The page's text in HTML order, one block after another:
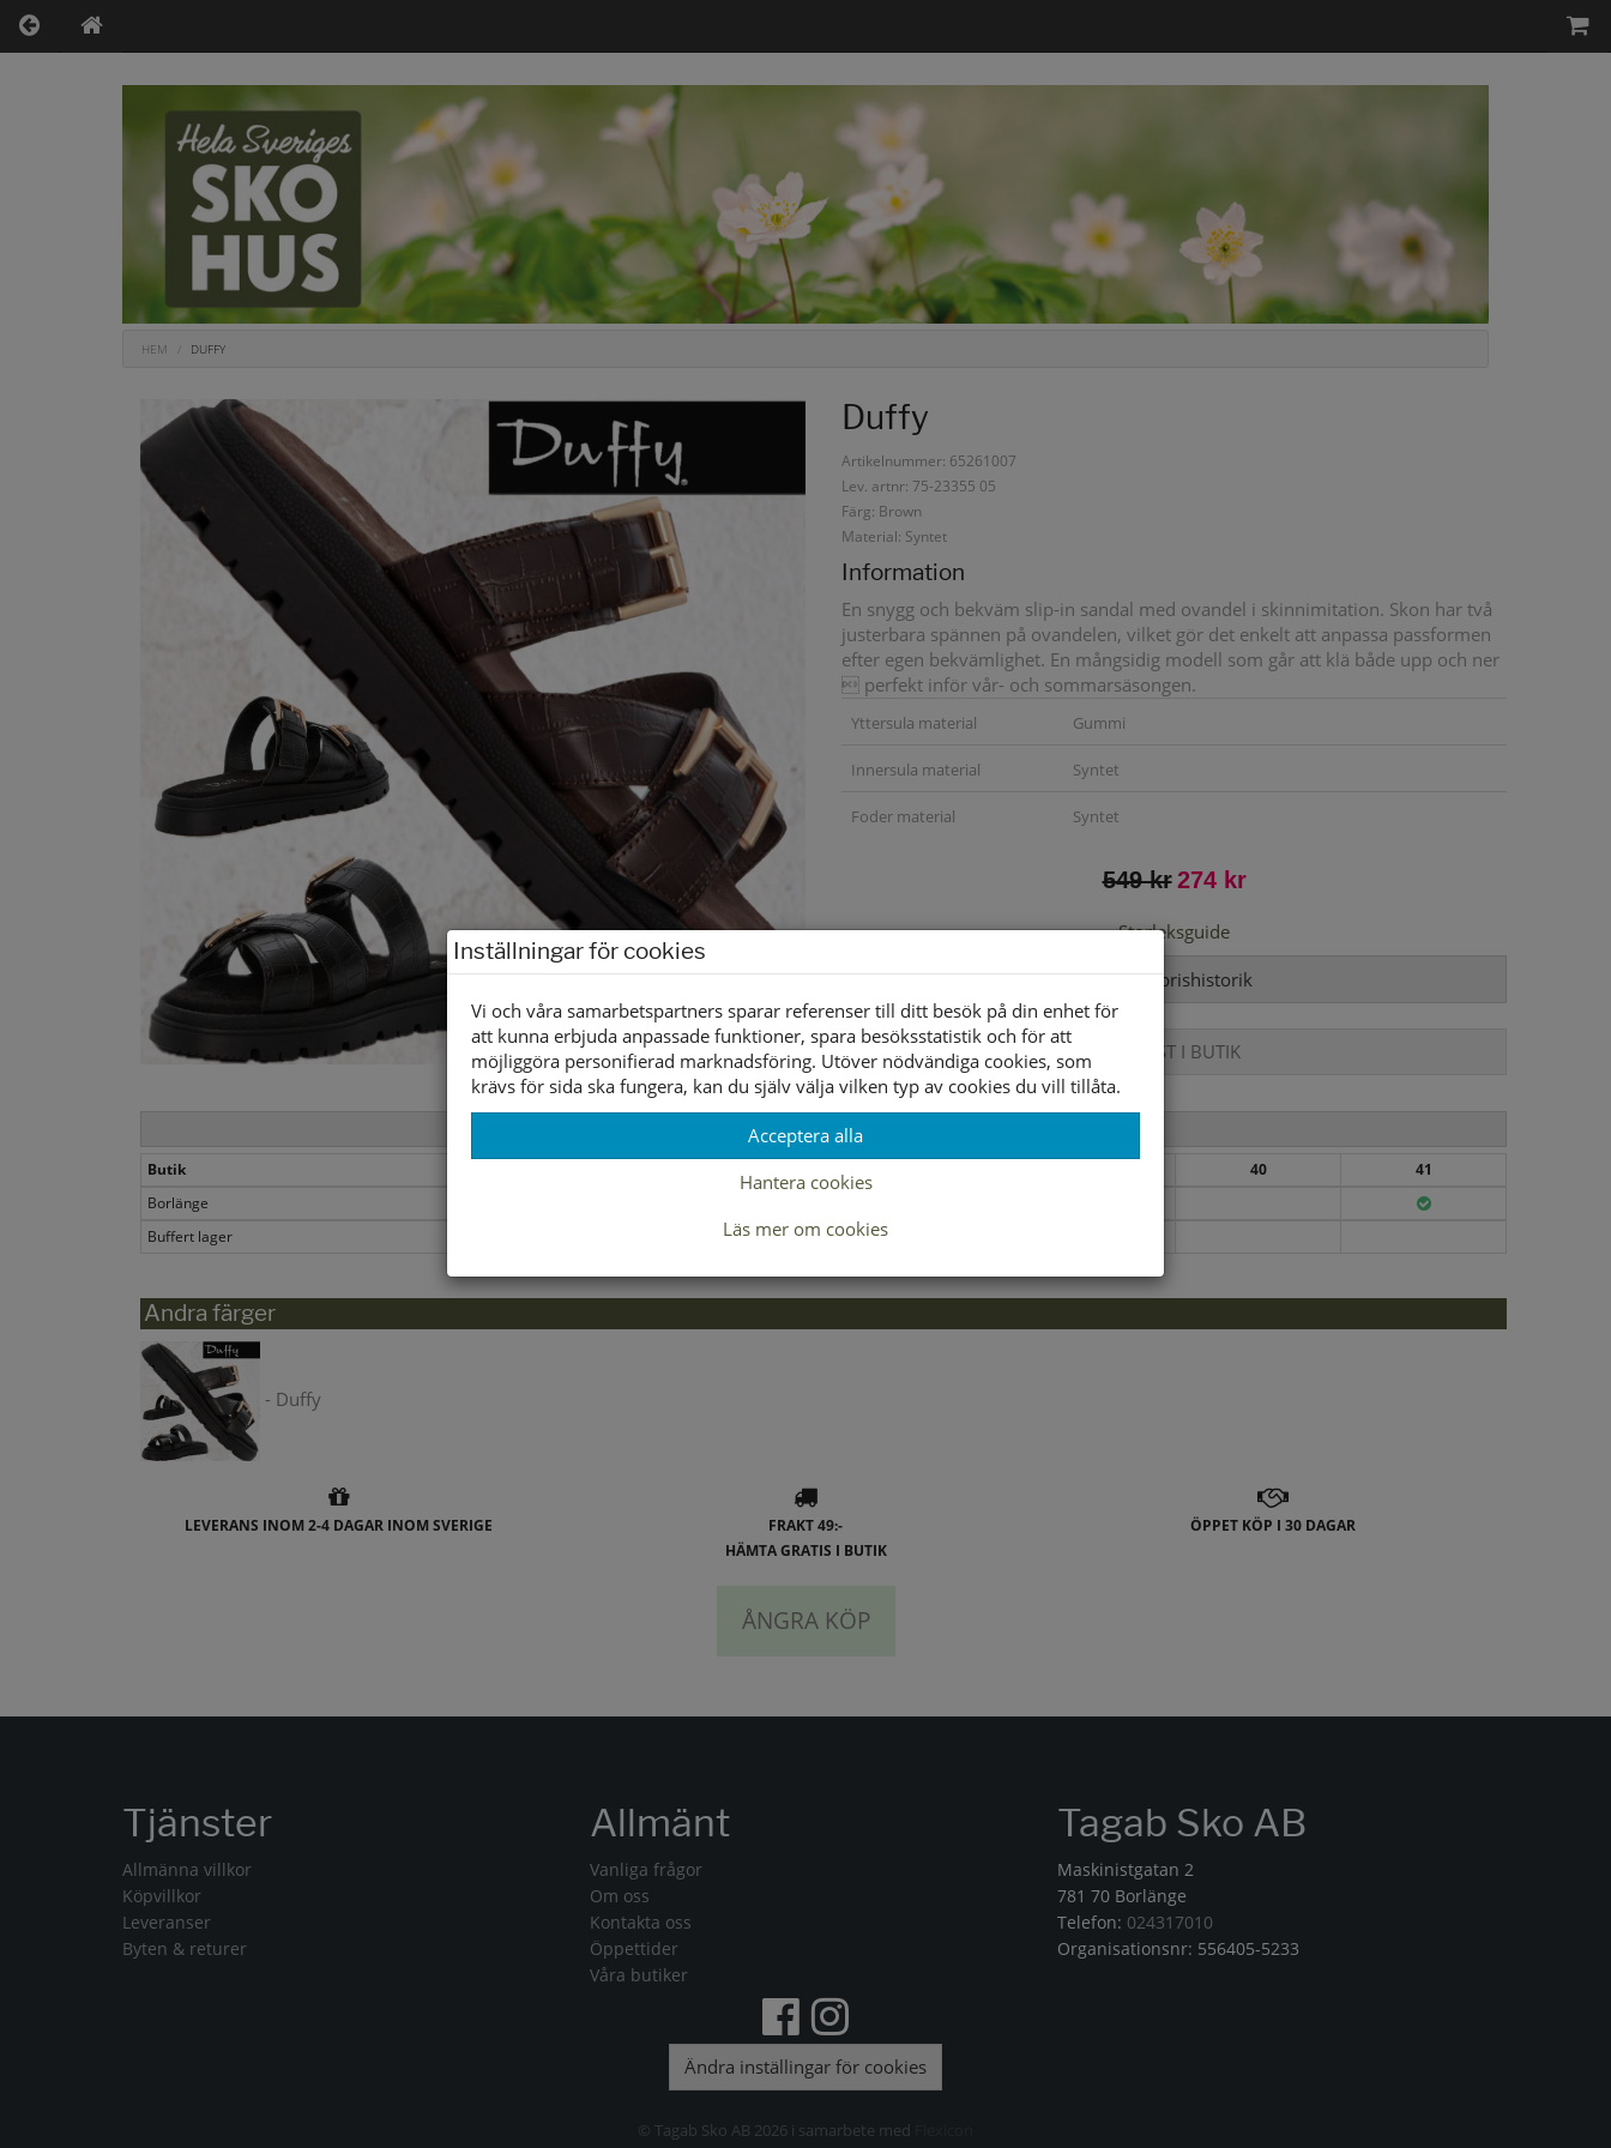
HEM DUFFY
Duffy
Artikelnummer: 65261007
Lev. artnr: 75-23355 05
Färg: Brown
Material: Syntet
Information
En snygg och bekväm slip-in sandal med ovandel i skinnimitation. Skon har två
justerbara spännen på ovandelen, vilket gör det enkelt att anpassa passformen
efter egen bekvämlighet. En mångsidig modell som går att klä både upp och ner
 perfekt inför vår- och sommarsäsongen.
Yttersula material Gummi
Innersula material Syntet
Foder material Syntet
549 kr 274 kr
Storleksguide
Visa prishistorik
ENDAST I BUTIK
Lagerstatus per butik
Butik
40
41
Borlänge
Buffert lager
Andra färger
- Duffy
LEVERANS INOM 2-4 DAGAR INOM SVERIGE
FRAKT 49:-
HÄMTA GRATIS I BUTIK
ÖPPET KÖP I 30 DAGAR
ÅNGRA KÖP
Inställningar för cookies
Vi och våra samarbetspartners sparar referenser till ditt besök på din enhet för
att kunna erbjuda anpassade funktioner, spara besöksstatistik och för att
möjliggöra personifierad marknadsföring. Utöver nödvändiga cookies, som
krävs för sida ska fungera, kan du själv välja vilken typ av cookies du vill tillåta.
Acceptera alla
Hantera cookies
Läs mer om cookies
Tjänster
Allmänna villkor
Köpvillkor
Leveranser
Byten & returer
Allmänt
Vanliga frågor
Om oss
Kontakta oss
Öppettider
Våra butiker
Tagab Sko AB
Maskinistgatan 2
781 70 Borlänge
Telefon: 024317010
Organisationsnr: 556405-5233
Ändra inställingar för cookies
© Tagab Sko AB 2026 i samarbete med